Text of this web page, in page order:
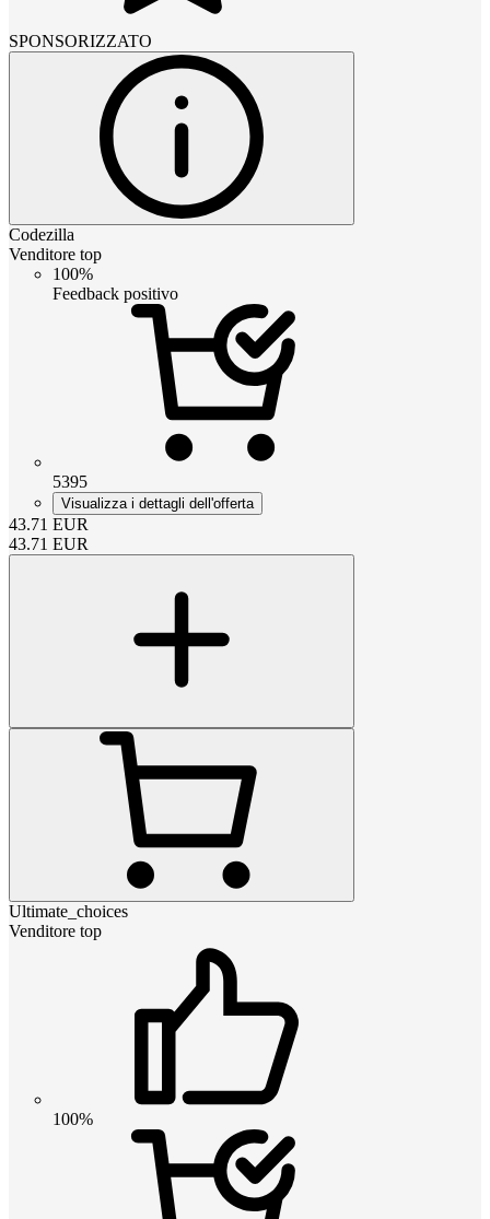
SPONSORIZZATO
Codezilla
Venditore top
100%
Feedback positivo
5395
Visualizza i dettagli dell'offerta
43.71 EUR
43.71 EUR
Ultimate_choices
Venditore top
100%